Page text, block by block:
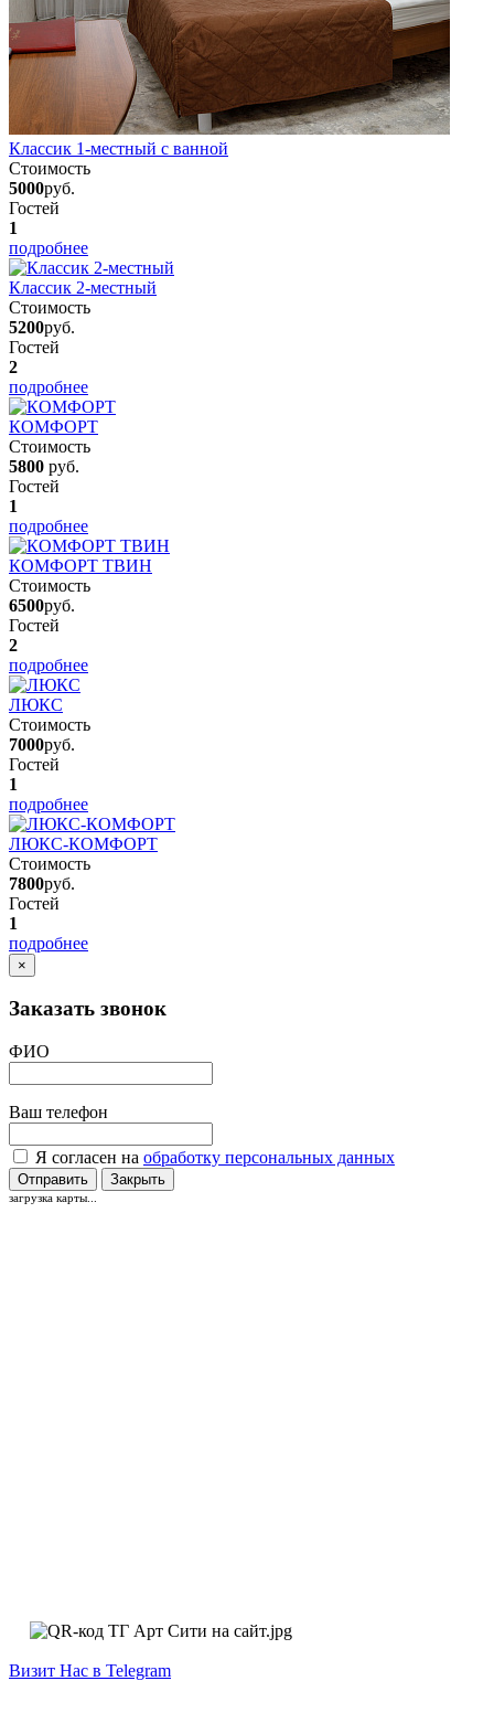
Классик 1-местный с ванной
Стоимость
5000руб.
Гостей
1
подробнее
Классик 2-местный
Стоимость
5200руб.
Гостей
2
подробнее
КОМФОРТ
Стоимость
5800 руб.
Гостей
1
подробнее
КОМФОРТ ТВИН
Стоимость
6500руб.
Гостей
2
подробнее
ЛЮКС
Стоимость
7000руб.
Гостей
1
подробнее
ЛЮКС-КОМФОРТ
Стоимость
7800руб.
Гостей
1
подробнее
×
Заказать звонок
ФИО
Ваш телефон
Я согласен на обработку персональных данных
Отправить Закрыть
загрузка карты...
Визит Нас в Telegram